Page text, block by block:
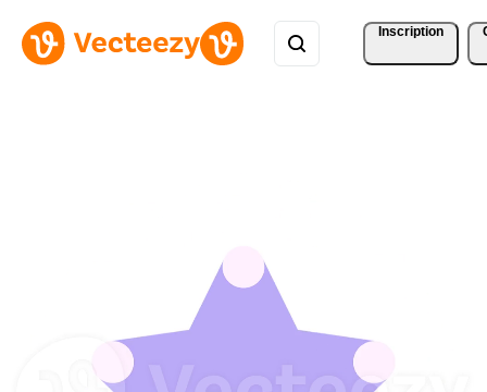
Inscription